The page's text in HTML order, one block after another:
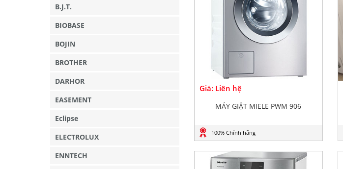
Giá: Liên hệ
MÁY GIẶT MIELE PWM 906
100% Chính hãng
B.J.T.
BIOBASE
BOJIN
BROTHER
DARHOR
EASEMENT
Eclipse
ELECTROLUX
ENNTECH